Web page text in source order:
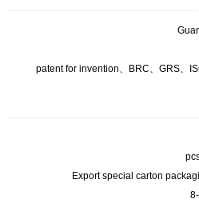
patent for invention、BRC、GRS、
Export special carton